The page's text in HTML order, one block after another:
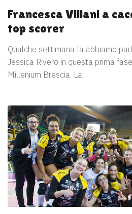
Francesca Villani a
top scorer
Qualche settimana fa abbiamo
Jessica Rivero in questa prima
Millenium Brescia. La…